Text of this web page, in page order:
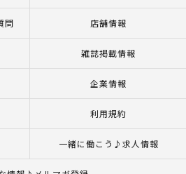
問 店舗情報
雑誌掲載情報
企業情報
利用規約
一緒に働こう♪求人情報